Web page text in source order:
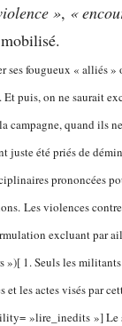
», «
ses fougueux « alliés
puis, on ne saurait
campagne, quand ils
juste été priés de
prononcées
Les violences
excluant par
»)[ 1. Seuls les
les actes visés par
»lire_inedits »]